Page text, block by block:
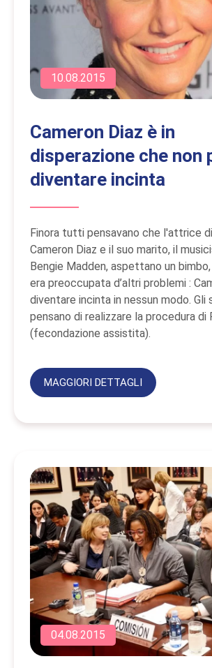
10.08.2015
Cameron Diaz è in
disperazione che non
diventare incinta
Finora tutti pensavano che l'attrice
Cameron Diaz e il suo marito, il
Bengie Madden, aspettano un
era preoccupata d’altri problemi :
diventare incinta in nessun modo. Gli
pensano di realizzare la procedura di
(fecondazione assistita).
MAGGIORI DETTAGLI
04.08.2015